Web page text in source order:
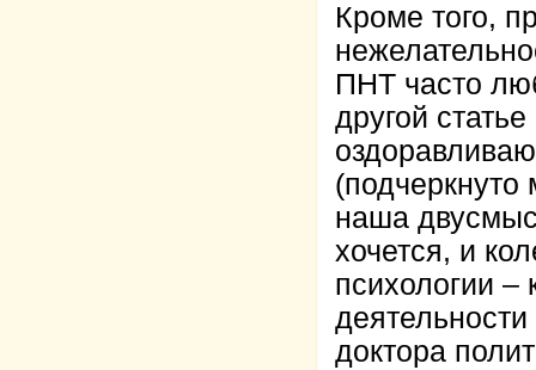
Кроме того,
ПНТ часто
другой
наша
хочется, и
психологии –
доктора